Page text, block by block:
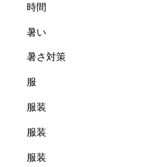
時間
暑い
暑さ対策
服
服装
服装
服装